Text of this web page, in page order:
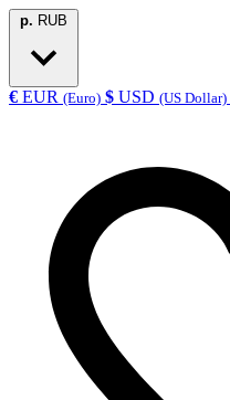
р. RUB
€ EUR (Euro) $ USD (US Dollar)